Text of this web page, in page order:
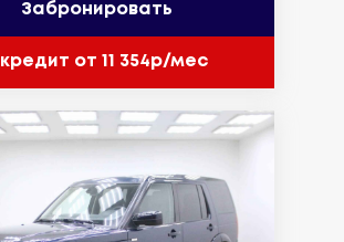
Забронировать
кредит от 11 354р/мес